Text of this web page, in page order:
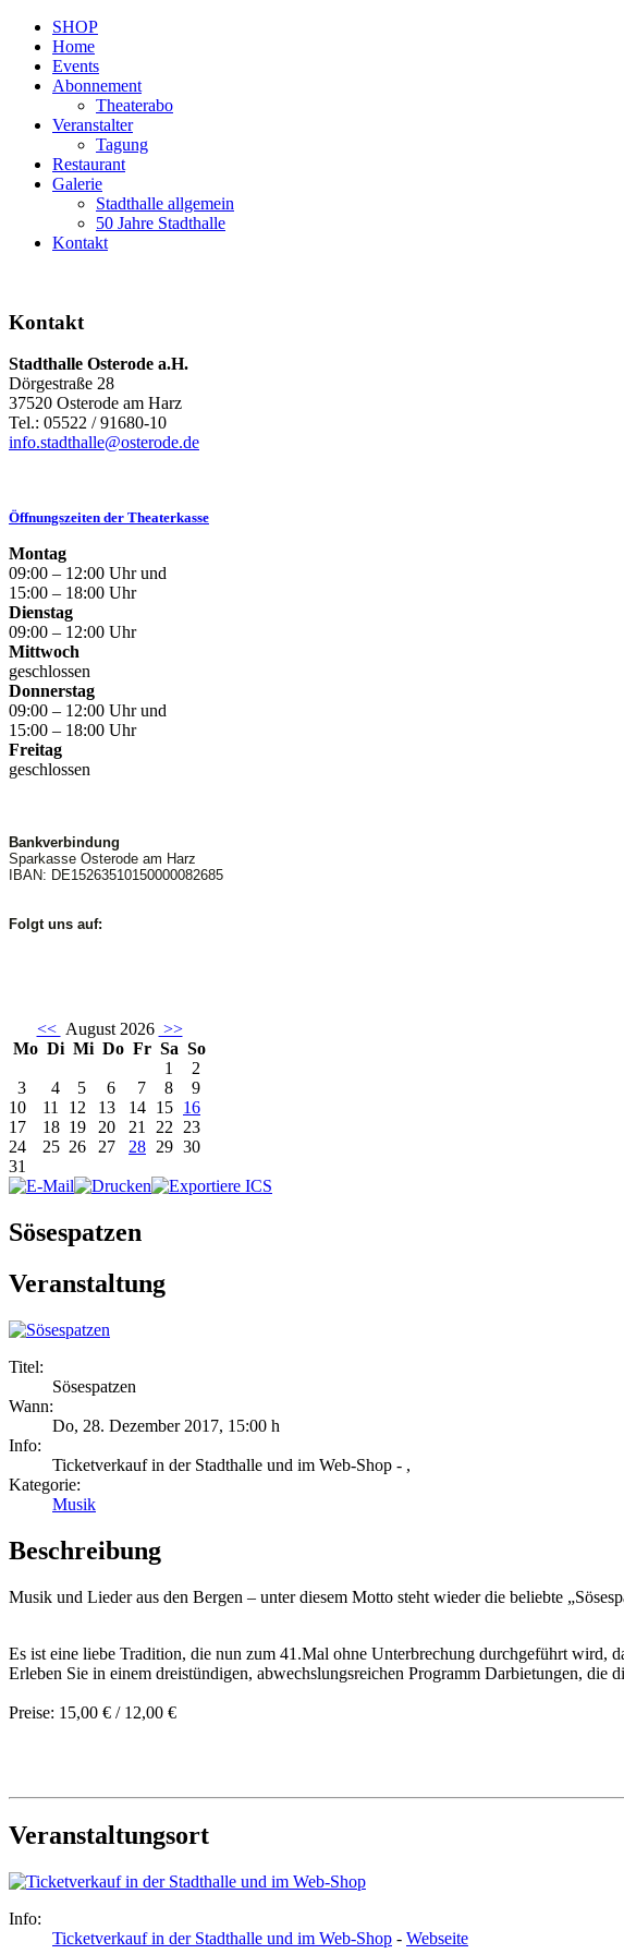
SHOP
Home
Events
Abonnement
Theaterabo
Veranstalter
Tagung
Restaurant
Galerie
Stadthalle allgemein
50 Jahre Stadthalle
Kontakt
Kontakt
Stadthalle Osterode a.H.
Dörgestraße 28
37520 Osterode am Harz
Tel.: 05522 / 91680-10
info.stadthalle@osterode.de
Öffnungszeiten der Theaterkasse
Montag
09:00 – 12:00 Uhr und
15:00 – 18:00 Uhr
Dienstag
09:00 – 12:00 Uhr
Mittwoch
geschlossen
Donnerstag
09:00 – 12:00 Uhr und
15:00 – 18:00 Uhr
Freitag
geschlossen
Bankverbindung
Sparkasse Osterode am Harz
IBAN: DE15263510150000082685
Folgt uns auf:
<< August 2026 >>
Mo Di Mi Do Fr Sa So
1
2
3
4 5 6 7 8
9
10
11 12 13 14 15 16
17
18 19 20 21 22 23
24
25 26 27 28 29 30
31
Sösespatzen
Veranstaltung
Titel:
Sösespatzen
Wann:
Do, 28. Dezember 2017, 15:00 h
Info:
Ticketverkauf in der Stadthalle und im Web-Shop - ,
Kategorie:
Musik
Beschreibung
Musik und Lieder aus den Bergen – unter diesem Motto steht wieder die beliebte
Es ist eine liebe Tradition, die nun zum 41.Mal ohne Unterbrechung durchgeführt wird,
Erleben Sie in einem dreistündigen, abwechslungsreichen Programm Darbietungen, die
Preise: 15,00 € / 12,00 €
Veranstaltungsort
Info:
Ticketverkauf in der Stadthalle und im Web-Shop - Webseite